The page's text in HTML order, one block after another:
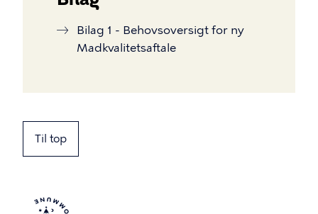
Bilag 1 - Behovsoversigt for ny
Madkvalitetsaftale
Til top